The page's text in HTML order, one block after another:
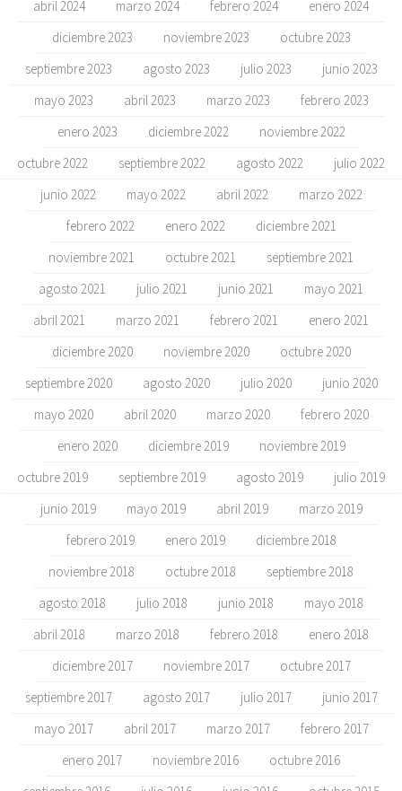
abril 2024
marzo 2024 febrero 2024
enero 2024
diciembre 2023
noviembre 2023
octubre 2023
septiembre 2023
agosto 2023 julio 2023
junio 2023
mayo 2023
abril 2023 marzo 2023
febrero 2023
enero 2023
diciembre 2022
noviembre 2022
octubre 2022
septiembre 2022 agosto 2022
julio 2022
junio 2022
mayo 2022 abril 2022
marzo 2022
febrero 2022
enero 2022
diciembre 2021
noviembre 2021
octubre 2021
septiembre 2021
agosto 2021
julio 2021 junio 2021
mayo 2021
abril 2021
marzo 2021 febrero 2021
enero 2021
diciembre 2020
noviembre 2020
octubre 2020
septiembre 2020
agosto 2020 julio 2020
junio 2020
mayo 2020
abril 2020 marzo 2020
febrero 2020
enero 2020
diciembre 2019
noviembre 2019
octubre 2019
septiembre 2019 agosto 2019
julio 2019
junio 2019
mayo 2019 abril 2019
marzo 2019
febrero 2019
enero 2019
diciembre 2018
noviembre 2018
octubre 2018
septiembre 2018
agosto 2018
julio 2018 junio 2018
mayo 2018
abril 2018
marzo 2018 febrero 2018
enero 2018
diciembre 2017
noviembre 2017
octubre 2017
septiembre 2017
agosto 2017 julio 2017
junio 2017
mayo 2017
abril 2017 marzo 2017
febrero 2017
enero 2017
noviembre 2016
octubre 2016